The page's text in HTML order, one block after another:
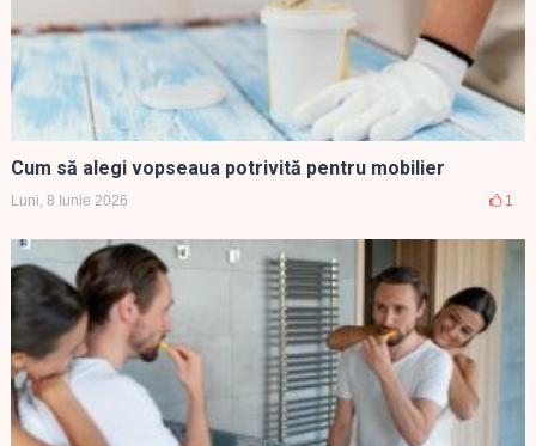
Cum să alegi vopseaua potrivită pentru mobilier
Luni, 8 Iunie 2026 1